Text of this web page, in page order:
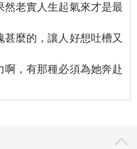
然老實人生起氣來才是最
麼的，讓人好想吐槽又
，有那種必須為她奔赴